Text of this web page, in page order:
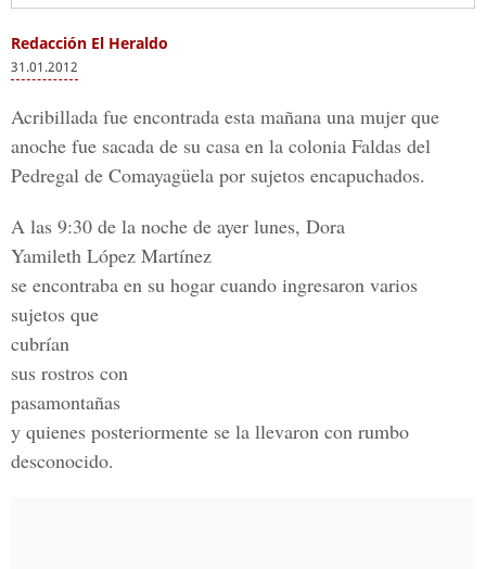
Redacción El Heraldo
31.01.2012
Acribillada fue encontrada esta mañana una mujer que
anoche fue sacada de su casa en la colonia Faldas del
Pedregal de Comayagüela por sujetos encapuchados.
A las 9:30 de la noche de ayer lunes, Dora
Yamileth López Martínez
se encontraba en su hogar cuando ingresaron varios
sujetos que
cubrían
sus rostros con
pasamontañas
y quienes posteriormente se la llevaron con rumbo
desconocido.